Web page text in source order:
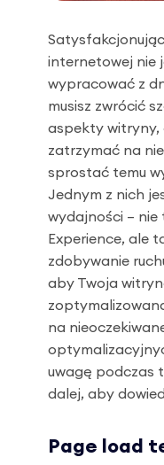
internetowej nie
wypracować z
musisz zwrócić
aspekty witryny,
zatrzymać na
sprostać temu
Jednym z nich
wydajności –
Experience, ale
zdobywanie
aby Twoja
na
uwagę podczas
dalej, aby
Page load